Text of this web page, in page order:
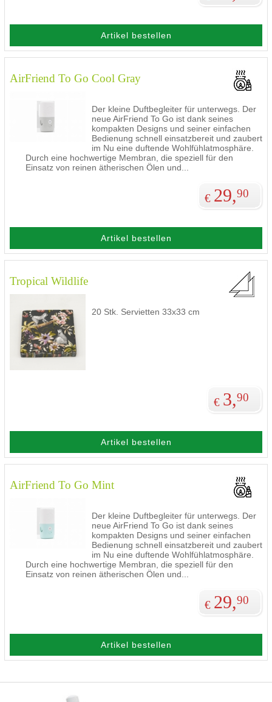
Artikel bestellen
AirFriend To Go Cool Gray
Der kleine Duftbegleiter für unterwegs. Der
neue AirFriend To Go ist dank seines
kompakten Designs und seiner einfachen
Bedienung schnell einsatzbereit und zaubert
im Nu eine duftende Wohlfühlatmosphäre.
Durch eine hochwertige Membran, die speziell für den
Einsatz von reinen ätherischen Ölen und
€ 29,90
Artikel bestellen
Tropical Wildlife
20 Stk. Servietten 33x33 cm
€ 3,90
Artikel bestellen
AirFriend To Go Mint
Der kleine Duftbegleiter für unterwegs. Der
neue AirFriend To Go ist dank seines
kompakten Designs und seiner einfachen
Bedienung schnell einsatzbereit und zaubert
im Nu eine duftende Wohlfühlatmosphäre.
Durch eine hochwertige Membran, die speziell für den
Einsatz von reinen ätherischen Ölen und
€ 29,90
Artikel bestellen